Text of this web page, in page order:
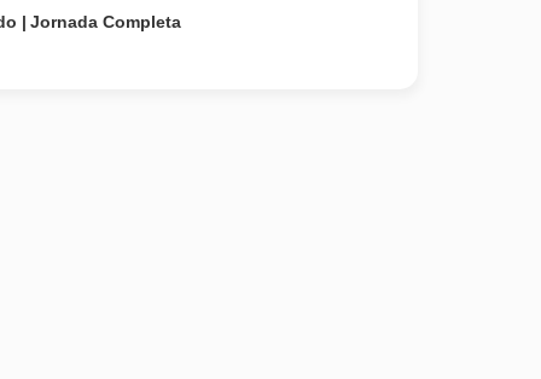
Jornada Completa